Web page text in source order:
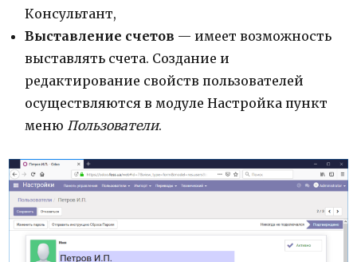
Консультант,
Выставление счетов — имеет возможность
выставлять счета. Создание и
редактирование свойств пользователей
осуществляются в модуле Настройка пункт
меню Пользователи.